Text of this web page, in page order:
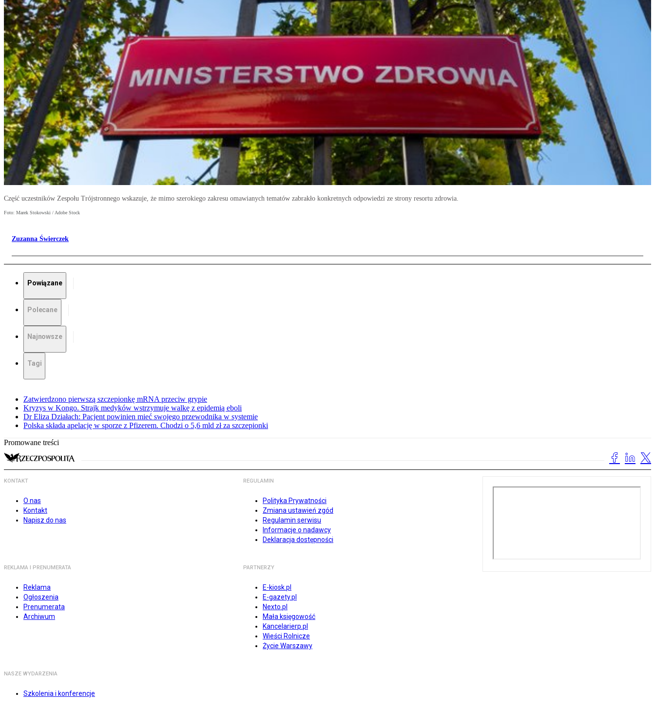
Część uczestników Zespołu Trójstronnego wskazuje, że mimo szerokiego zakresu omawianych tematów zabrakło konkretnych odpowiedzi ze strony resortu zdrowia.
Foto: Marek Stokowski / Adobe Stock
Zuzanna Świerczek
Powiązane
Polecane
Najnowsze
Tagi
Zatwierdzono pierwszą szczepionkę mRNA przeciw grypie
Kryzys w Kongo. Strajk medyków wstrzymuje walkę z epidemią eboli
Dr Eliza Działach: Pacjent powinien mieć swojego przewodnika w systemie
Polska składa apelację w sporze z Pfizerem. Chodzi o 5,6 mld zł za szczepionki
Promowane treści
KONTAKT
O nas
Kontakt
Napisz do nas
REGULAMIN
Polityka Prywatności
Zmiana ustawień zgód
Regulamin serwisu
Informacje o nadawcy
Deklaracja dostępności
REKLAMA I PRENUMERATA
Reklama
Ogłoszenia
Prenumerata
Archiwum
PARTNERZY
E-kiosk.pl
E-gazety.pl
Nexto.pl
Mała księgowość
Kancelarierp.pl
Wieści Rolnicze
Życie Warszawy
NASZE WYDARZENIA
Szkolenia i konferencje